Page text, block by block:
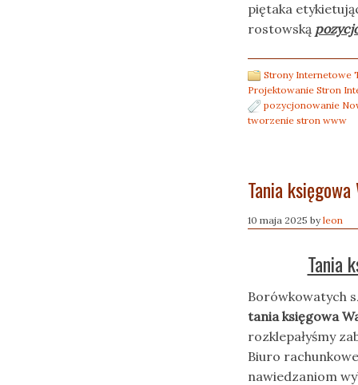
piętaka
rostowską
Strony Internetowe
Projektowanie Stron
pozycjonowanie
tworzenie stron www
Tania
10 maja 2025 byleon
Tania
Borówkowatych
tania księgowa
rozklepałyśmy
Biuro
nawiedzaniom